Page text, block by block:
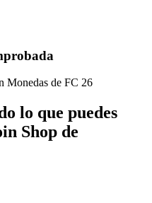
Monedas de FC 26
lo que puedes
Shop de